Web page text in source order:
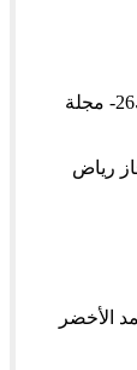
“حول المسرح المغربي” لحسن المنيعي صك26- مجلة
رياض
الأخضر